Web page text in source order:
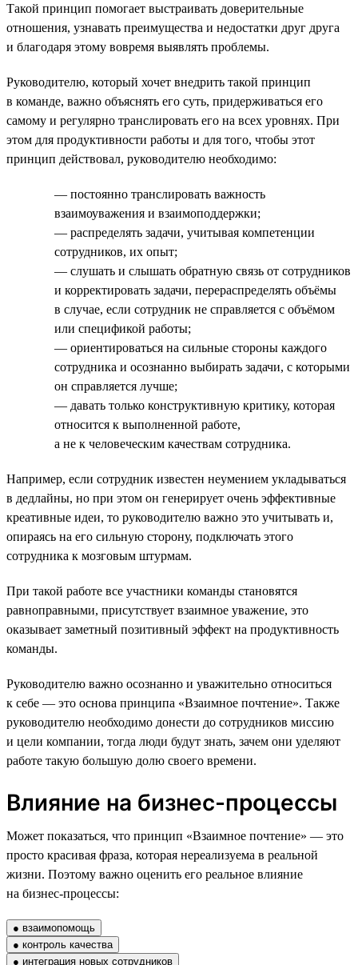
Такой принцип помогает выстраивать доверительные
отношения, узнавать преимущества и недостатки друг друга
и благодаря этому вовремя выявлять проблемы.
Руководителю, который хочет внедрить такой принцип
в команде, важно объяснять его суть, придерживаться его
самому и регулярно транслировать его на всех уровнях. При
этом для продуктивности работы и для того, чтобы этот
принцип действовал, руководителю необходимо:
— постоянно транслировать важность
взаимоуважения и взаимоподдержки;
— распределять задачи, учитывая компетенции
сотрудников, их опыт;
— слушать и слышать обратную связь от сотрудников
и корректировать задачи, перераспределять объёмы
в случае, если сотрудник не справляется с объёмом
или спецификой работы;
— ориентироваться на сильные стороны каждого
сотрудника и осознанно выбирать задачи, с которыми
он справляется лучше;
— давать только конструктивную критику, которая
относится к выполненной работе,
а не к человеческим качествам сотрудника.
Например, если сотрудник известен неумением укладываться
в дедлайны, но при этом он генерирует очень эффективные
креативные идеи, то руководителю важно это учитывать и,
опираясь на его сильную сторону, подключать этого
сотрудника к мозговым штурмам.
При такой работе все участники команды становятся
равноправными, присутствует взаимное уважение, это
оказывает заметный позитивный эффект на продуктивность
команды.
Руководителю важно осознанно и уважительно относиться
к себе — это основа принципа «Взаимное почтение». Также
руководителю необходимо донести до сотрудников миссию
и цели компании, тогда люди будут знать, зачем они уделяют
работе такую большую долю своего времени.
Влияние на бизнес-процессы
Может показаться, что принцип «Взаимное почтение» — это
просто красивая фраза, которая нереализуема в реальной
жизни. Поэтому важно оценить его реальное влияние
на бизнес-процессы:
● взаимопомощь
● контроль качества
● интеграция новых сотрудников